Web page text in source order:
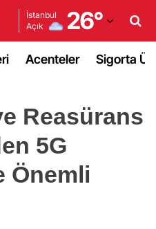
İstanbul
Açık
26°
Adana
Ağrı
Amasya
Ankara
Acenteler Sigorta
Reasürans
5G
Önemli